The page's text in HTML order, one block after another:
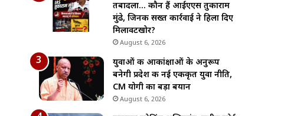
तबादला… कौन हैं आईएएस तुकाराम
मुंढे, जिनकी सख्त कार्रवाई ने हिला दिए
मिलावटखोर?
August 6, 2026
युवाओं की आकांक्षाओं के अनुरूप
बनेगी प्रदेश की नई एकीकृत युवा नीति,
CM योगी का बड़ा बयान
August 6, 2026